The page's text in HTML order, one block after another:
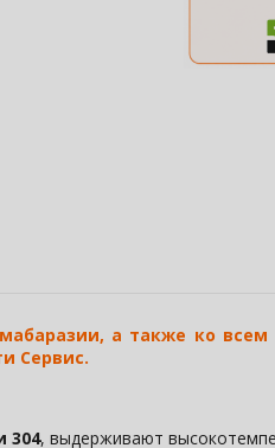
а также ко всем
Сервис.
304, выдерживают